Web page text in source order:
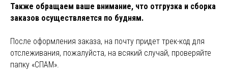
Также обращаем ваше внимание, что отгрузка и сборка
заказов осуществляется по будням.
После оформления заказа, на почту придет трек-код для
отслеживания, пожалуйста, на всякий случай, проверяйте
папку «СПАМ».